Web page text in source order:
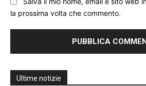
la prossima volta che commento.
Ultime notizie